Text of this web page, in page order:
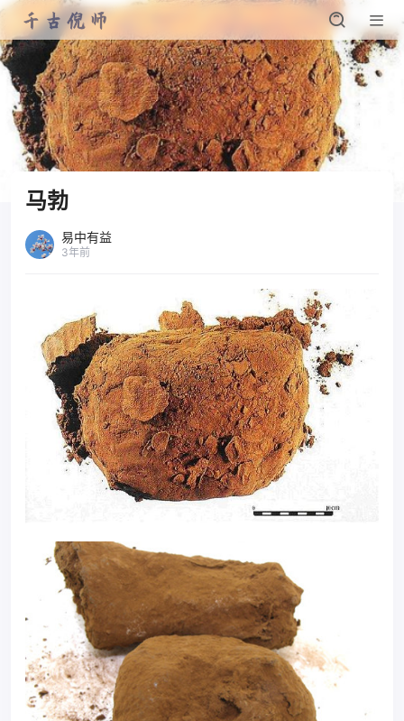
马勃
易中有益
3年前